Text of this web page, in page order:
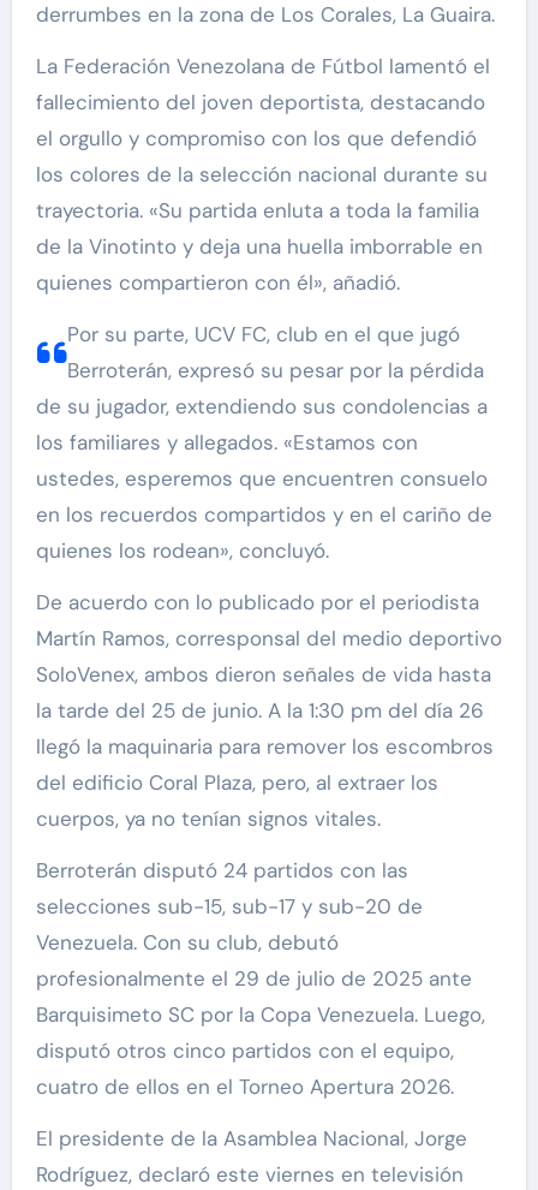
derrumbes en la zona de Los Corales, La Guaira.
La Federación Venezolana de Fútbol lamentó el
fallecimiento del joven deportista, destacando
el orgullo y compromiso con los que defendió
los colores de la selección nacional durante su
trayectoria. «Su partida enluta a toda la familia
de la Vinotinto y deja una huella imborrable en
quienes compartieron con él», añadió.
Por su parte, UCV FC, club en el que jugó
Berroterán, expresó su pesar por la pérdida
de su jugador, extendiendo sus condolencias a
los familiares y allegados. «Estamos con
ustedes, esperemos que encuentren consuelo
en los recuerdos compartidos y en el cariño de
quienes los rodean», concluyó.
De acuerdo con lo publicado por el periodista
Martín Ramos, corresponsal del medio deportivo
SoloVenex, ambos dieron señales de vida hasta
la tarde del 25 de junio. A la 1:30 pm del día 26
llegó la maquinaria para remover los escombros
del edificio Coral Plaza, pero, al extraer los
cuerpos, ya no tenían signos vitales.
Berroterán disputó 24 partidos con las
selecciones sub-15, sub-17 y sub-20 de
Venezuela. Con su club, debutó
profesionalmente el 29 de julio de 2025 ante
Barquisimeto SC por la Copa Venezuela. Luego,
disputó otros cinco partidos con el equipo,
cuatro de ellos en el Torneo Apertura 2026.
El presidente de la Asamblea Nacional, Jorge
Rodríguez, declaró este viernes en televisión